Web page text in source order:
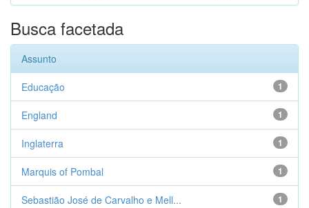
Busca facetada
Assunto
1
Educação
1
England
1
Inglaterra
1
Marquis of Pombal
1
Sebastião José de Carvalho e Mell...